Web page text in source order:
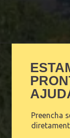
Preencha